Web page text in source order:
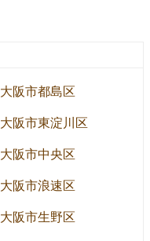
大阪市都島区
大阪市東淀川区
大阪市中央区
大阪市浪速区
大阪市生野区